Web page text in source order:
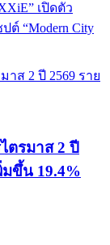
เปิดตัว
ต์ “Modern City
ตรมาส 2 ปี
มขึ้น 19.4%